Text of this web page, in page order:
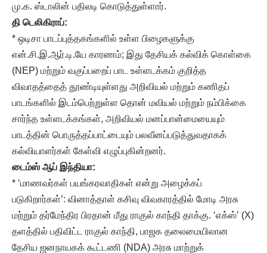
மு.க. ஸ்டாலின் பதிலடி கொடுத்துள்ளார்.
தி டெலிகிராப்:
* ஒடிசா பாடப்புத்தகங்களில் உள்ள பிழைகளுக்கு
என்.சி.இ.ஆர்.டி.யே காரணம்; இது தேசியக் கல்விக் கொள்கை
(NEP) மற்றும் வகுப்பறைப் பாட உள்ளடக்கம் குறித்த
விவாதத்தைத் தூண்டியுள்ளது அறிவியல் மற்றும் கணிதப்
பாடங்களில் இடம்பெற்றுள்ள தொன் மவியல் மற்றும் நம்பிக்கை
சார்ந்த உள்ளடக்கங்கள், அறிவியல் மனப்பான்மையையும்
பாடத்தின் பொருத்தப்பாட்டையும் பலவீனப்படுத்துவதாகக்
கல்வியாளர்கள் கேள்வி எழுப்புகின்றனர்.
டைம்ஸ் ஆப் இந்தியா:
* ‘மாணவர்கள் பயங்கரவாதிகள் என்று அழைக்கப்
படுகிறார்கள்’: வினாத்தாள் கசிவு விவகாரத்தில் மோடி அரசு
மற்றும் தர்மேந்திர பிரதான் மீது ராகுல் காந்தி தாக்கு. ‘எக்ஸ்’ (X)
தளத்தில் பதிவிட்ட ராகுல் காந்தி, பாஜக தலைமையிலான
தேசிய ஜனநாயகக் கூட்டணி (NDA) அரசு மாற்றுக்